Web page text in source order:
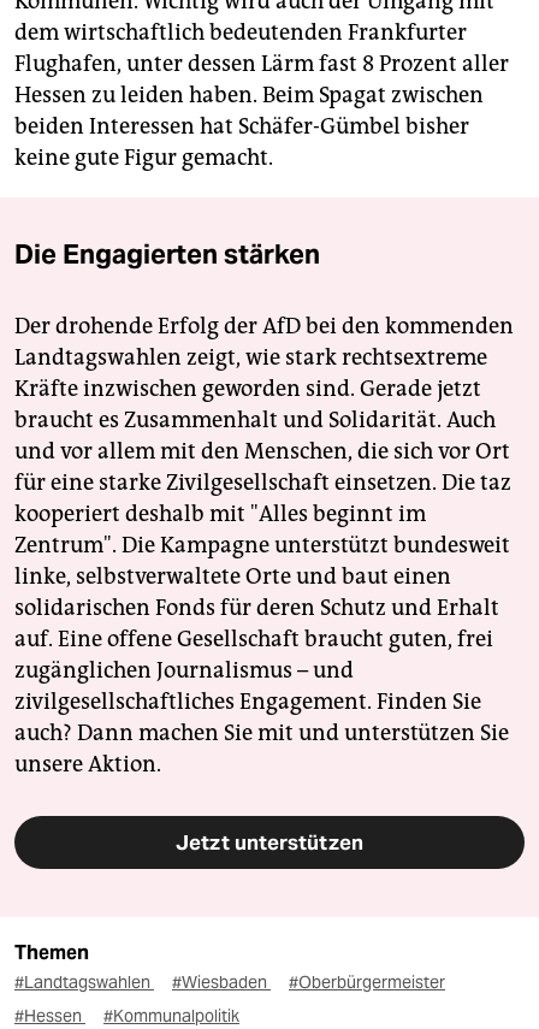
dem wirtschaftlich bedeutenden Frankfurter
Flughafen, unter dessen Lärm fast 8 Prozent aller
Hessen zu leiden haben. Beim Spagat zwischen
beiden Interessen hat Schäfer-Gümbel bisher
keine gute Figur gemacht.
Die Engagierten stärken
Der drohende Erfolg der AfD bei den kommenden
Landtagswahlen zeigt, wie stark rechtsextreme
Kräfte inzwischen geworden sind. Gerade jetzt
braucht es Zusammenhalt und Solidarität. Auch
und vor allem mit den Menschen, die sich vor Ort
für eine starke Zivilgesellschaft einsetzen. Die taz
kooperiert deshalb mit "Alles beginnt im
Zentrum". Die Kampagne unterstützt bundesweit
linke, selbstverwaltete Orte und baut einen
solidarischen Fonds für deren Schutz und Erhalt
auf. Eine offene Gesellschaft braucht guten, frei
zugänglichen Journalismus – und
zivilgesellschaftliches Engagement. Finden Sie
auch? Dann machen Sie mit und unterstützen Sie
unsere Aktion.
Jetzt unterstützen
Themen
#Landtagswahlen #Wiesbaden
#Oberbürgermeister
#Hessen
#Kommunalpolitik